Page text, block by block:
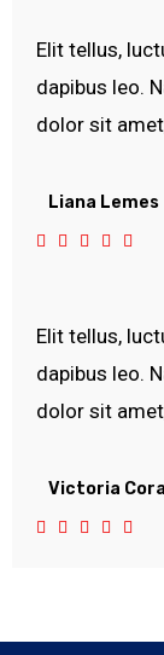
Elit tellus,
dapibus leo.
dolor sit
Liana Lemes
    
Elit tellus,
dapibus leo.
dolor sit
Victoria Coral
    